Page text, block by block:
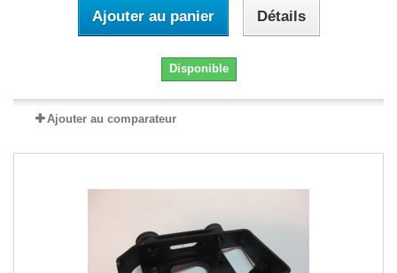
Ajouter au panier Détails
Disponible
Ajouter au comparateur